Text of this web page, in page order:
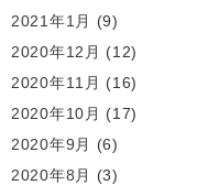
2021年1月
(9)
2020年12月 (12)
2020年11月 (16)
2020年10月 (17)
2020年9月
(6)
2020年8月
(3)